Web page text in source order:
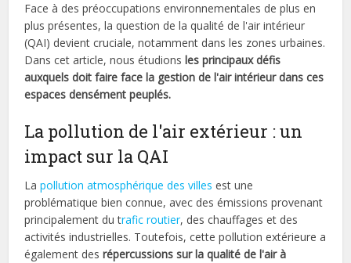
Face à des préoccupations environnementales de plus en
plus présentes, la question de la qualité de l'air intérieur
(QAI) devient cruciale, notamment dans les zones urbaines.
Dans cet article, nous étudions les principaux défis
auxquels doit faire face la gestion de l'air intérieur dans ces
espaces densément peuplés.
La pollution de l'air extérieur : un
impact sur la QAI
Lapollution atmosphérique des villes est une
problématique bien connue, avec des émissions provenant
principalement du trafic routier, des chauffages et des
activités industrielles. Toutefois, cette pollution extérieure a
également desrépercussions sur la qualité de l'air à